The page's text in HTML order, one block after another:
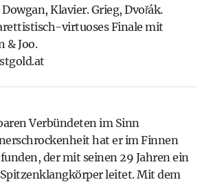
Klavier. Grieg, Dvořák.
virtuoses Finale mit
& Joo.
Verbündeten im Sinn
hat er im Finnen
der mit seinen 29 Jahren ein
leitet. Mit dem